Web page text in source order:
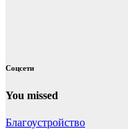
Соцсети
You missed
Благоустройство